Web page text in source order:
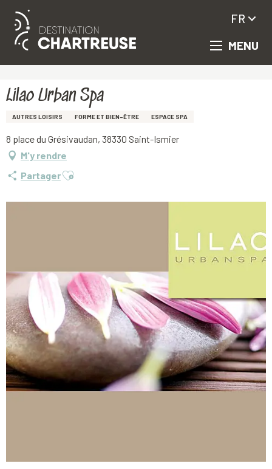
Aller
principal
MENU
FR
Lilao Urban Spa
AUTRES LOISIRS FORME ET BIEN-ÊTRE ESPACE SPA
8 place du Grésivaudan, 38330 Saint-Ismier
M'y rendre
PartagerAjouter aux favoris